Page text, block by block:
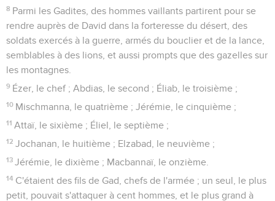
8 Parmi les Gadites, des hommes vaillants partirent pour se
rendre auprès de David dans la forteresse du désert, des
soldats exercés à la guerre, armés du bouclier et de la lance,
semblables à des lions, et aussi prompts que des gazelles sur
les montagnes.
9 Ézer, le chef ; Abdias, le second ; Éliab, le troisième ;
10 Mischmanna, le quatrième ; Jérémie, le cinquième ;
11 Attaï, le sixième ; Éliel, le septième ;
12 Jochanan, le huitième ; Elzabad, le neuvième ;
13 Jérémie, le dixième ; Macbannaï, le onzième.
14 C'étaient des fils de Gad, chefs de l'armée ; un seul, le plus
petit, pouvait s'attaquer à cent hommes, et le plus grand à